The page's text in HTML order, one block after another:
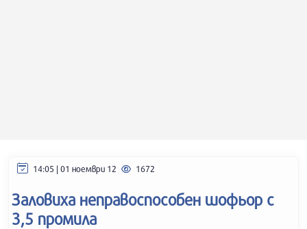
14:05 | 01 ноември 12 1672
Заловиха неправоспособен шофьор с
3,5 промила